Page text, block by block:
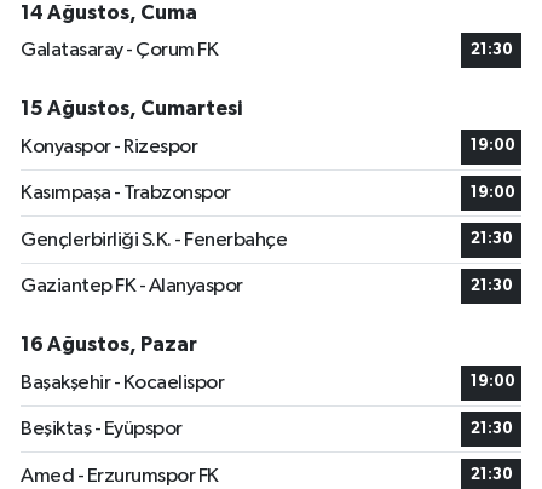
14 Ağustos, Cuma
Galatasaray - Çorum FK
21:30
15 Ağustos, Cumartesi
Konyaspor - Rizespor
19:00
Kasımpaşa - Trabzonspor 19:00
Gençlerbirliği S.K. - Fenerbahçe 21:30
Gaziantep FK - Alanyaspor 21:30
16 Ağustos, Pazar
Başakşehir - Kocaelispor
19:00
Beşiktaş - Eyüpspor 21:30
Amed - Erzurumspor FK 21:30